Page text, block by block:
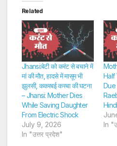
Related
Jhansi:बेटी को करंट से बचाने में
मां की मौत, हादसे में मासूम भी
झुलसी, ककरबई कस्बा की घटना
– Jhansi: Mother Dies
While Saving Daughter
From Electric Shock
July 9, 2026
In "उत्तर प्रदेश"
Half
Due
In